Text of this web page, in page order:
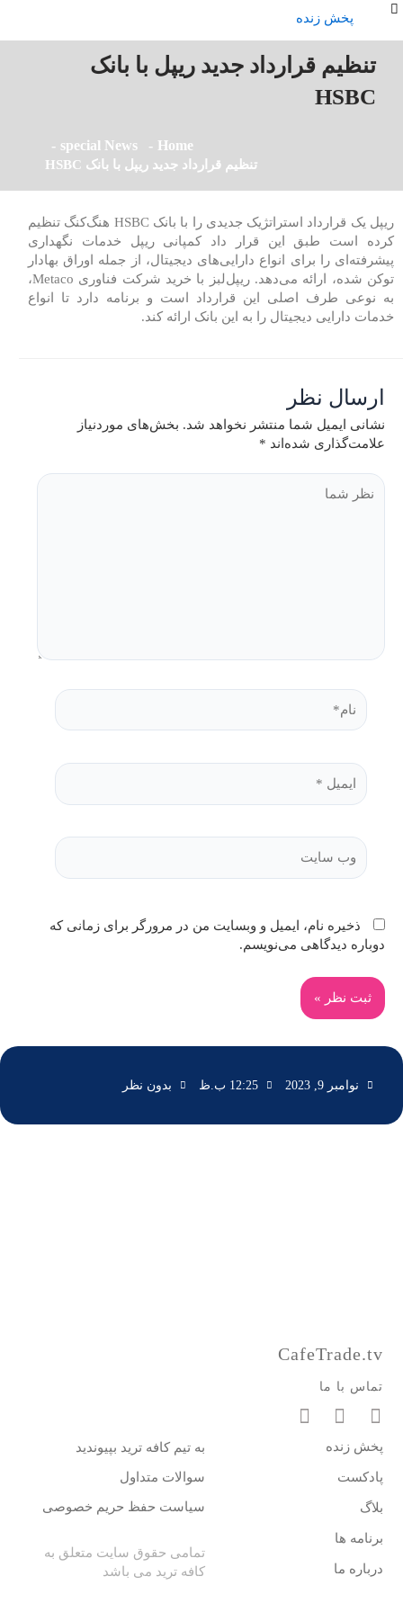
پخش زنده
تنظیم قرارداد جدید ریپل با بانک
HSBC
Home
special News
تنظیم قرارداد جدید ریپل با بانک HSBC
ریپل یک قرارداد استراتژیک جدیدی را با بانک HSBC هنگ‌کنگ تنظیم
کرده است طبق این قرار داد کمپانی ریپل خدمات نگهداری
پیشرفته‌ای را برای انواع دارایی‌های دیجیتال، از جمله اوراق بهادار
توکن شده، ارائه می‌دهد. ریپل‌لبز با خرید شرکت فناوری Metaco،
به نوعی طرف اصلی این قرارداد است و برنامه دارد تا انواع
خدمات دارایی دیجیتال را به این بانک ارائه کند.
ارسال نظر
نشانی ایمیل شما منتشر نخواهد شد. بخش‌های موردنیاز
علامت‌گذاری شده‌اند *
ذخیره نام، ایمیل و وبسایت من در مرورگر برای زمانی که
دوباره دیدگاهی می‌نویسم.
نوامبر 9, 2023 12:25 ب.ظ بدون نظر
CafeTrade.tv
تماس با ما
پخش زنده
پادکست
بلاگ
برنامه ها
درباره ما
به تیم کافه ترید بپیوندید
سوالات متداول
سیاست حفظ حریم خصوصی
تمامی حقوق سایت متعلق به
کافه ترید می باشد